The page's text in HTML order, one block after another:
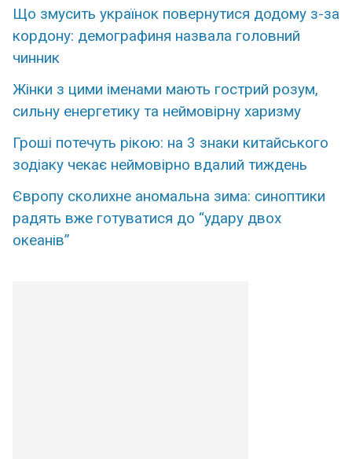
Що змусить українок повернутися додому з-за
кордону: демографиня назвала головний
чинник
Жінки з цими іменами мають гострий розум,
сильну енергетику та неймовірну харизму
Гроші потечуть рікою: на 3 знаки китайського
зодіаку чекає неймовірно вдалий тиждень
Європу сколихне аномальна зима: синоптики
радять вже готуватися до “удару двох
океанів”